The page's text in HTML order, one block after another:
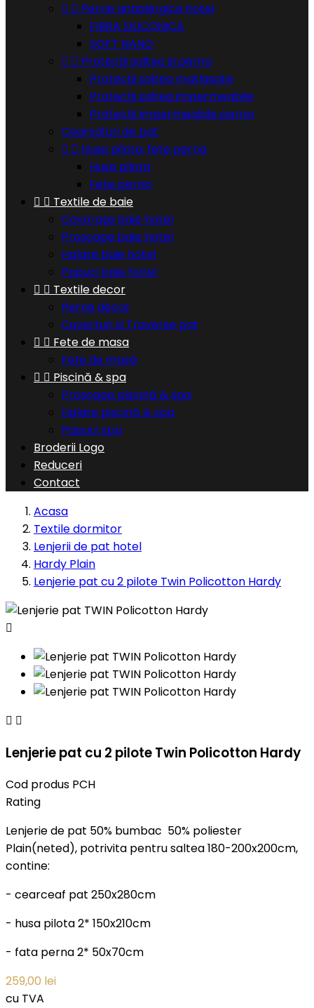
  Perne antialergice hotel
FIBRA SILICONICA
SOFT NANO
  Protecţii saltea si perna
Protecţii saltea matlasate
Protecţii saltea impermeabile
Protectii impermeabile perna
Cearsafuri de pat
  Huse pilota, fete perna
Huse pilota
Fete perna
  Textile de baie
Covoraşe baie hotel
Prosoape baie hotel
Halate baie hotel
Papuci baie hotel
  Textile decor
Perne decor
Cuverturi si Traverse pat
  Fete de masa
Feţe de masă
  Piscină & spa
Prosoape piscină & spa
Halate piscină & spa
Papuci spa
Broderii Logo
Reduceri
Contact
Acasa
Textile dormitor
Lenjerii de pat hotel
Hardy Plain
Lenjerie pat cu 2 pilote Twin Policotton Hardy

 
Lenjerie pat cu 2 pilote Twin Policotton Hardy
Cod produs PCH
Rating
Lenjerie de pat 50% bumbac 50% poliester
Plain(neted), potrivita pentru saltea 180-200x200cm,
contine:
- cearceaf pat 250x280cm
- husa pilota 2* 150x210cm
- fata perna 2* 50x70cm
259,00 lei
cu TVA